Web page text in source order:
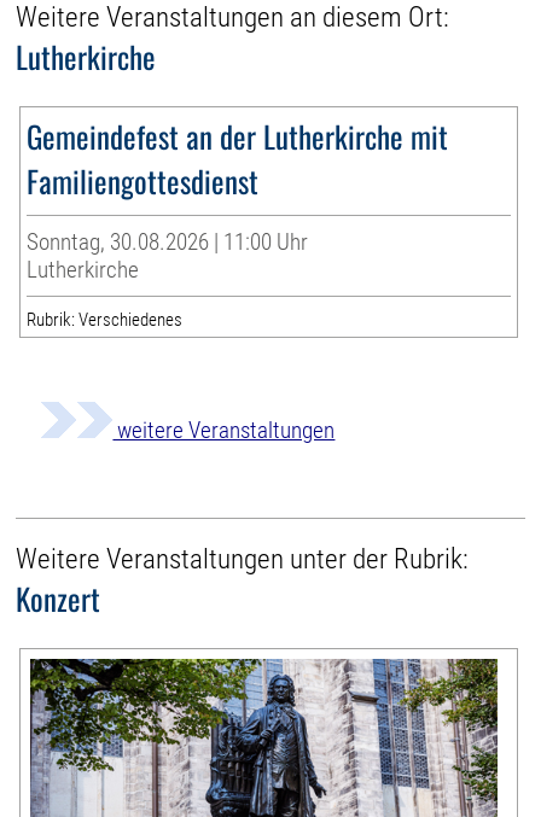
Weitere Veranstaltungen an diesem Ort:
Lutherkirche
Gemeindefest an der Lutherkirche mit
Familiengottesdienst
Sonntag, 30.08.2026 | 11:00 Uhr
Lutherkirche
Rubrik: Verschiedenes
weitere Veranstaltungen
Weitere Veranstaltungen unter der Rubrik:
Konzert